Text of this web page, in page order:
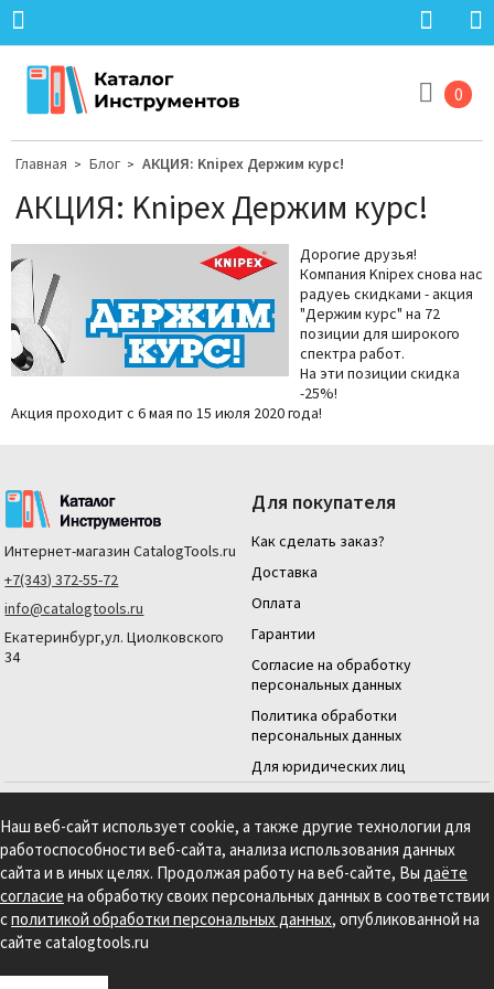
0
Главная > Блог > АКЦИЯ: Knipex Держим курс!
АКЦИЯ: Knipex Держим курс!
Дорогие друзья!
Компания Knipex снова нас
радуеь скидками - акция
"Держим курс" на 72
позиции для широкого
спектра работ.
На эти позиции скидка
-25%!
Акция проходит с 6 мая по 15 июля 2020 года!
Интернет-магазин CatalogTools.ru
+7(343) 372-55-72
info@catalogtools.ru
Екатеринбург,ул. Циолковского
34
Для покупателя
Как сделать заказ?
Доставка
Оплата
Гарантии
Согласие на обработку
персональных данных
Политика обработки
персональных данных
Для юридических лиц
характера. Продолжая использовать этот сайт, вы даете согласие на
использование файлов cookies и обработку персональных данных в соответствии с
Политикой обработки персональных данных.Информация на сайте носит
справочный характер и не является публичной офертой, определяемой
положениями статьи 437 гражданского кодекса РФ.
Создание сайта: S4S Web Studio
Наш веб-сайт использует cookie, а также другие технологии для
работоспособности веб-сайта, анализа использования данных
сайта и в иных целях. Продолжая работу на веб-сайте, Вы даёте
согласие на обработку своих персональных данных в соответствии
сполитикой обработки персональных данных, опубликованной на
сайте catalogtools.ru